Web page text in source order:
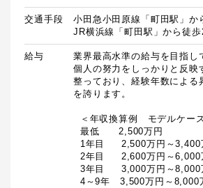
交通手段
小田急小田原線「町田駅」か
JR横浜線「町田駅」から徒歩
給与
業界最高水準の給与を目指し
個人の努力をしっかりと反映
整っており、経験年数による
を誇ります。